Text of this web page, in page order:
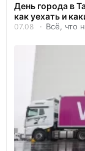
День города в
как уехать и
07.08 Всё, что